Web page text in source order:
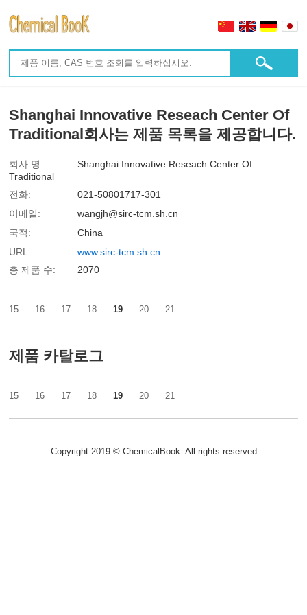
Shanghai Innovative Reseach Center Of
Traditional회사는 제품 목록을 제공합니다.
회사 명:
Shanghai Innovative Reseach Center Of
Traditional
전화:
021-50801717-301
이메일:
wangjh@sirc-tcm.sh.cn
국적:
China
URL:
www.sirc-tcm.sh.cn
총 제품 수:
2070
15 16 17 18 19 20 21
제품 카탈로그
15 16 17 18 19 20 21
Copyright 2019 © ChemicalBook. All rights reserved